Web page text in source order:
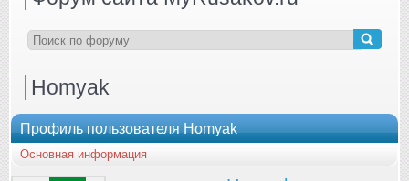
Homyak
Профиль пользователя Homyak
Основная информация